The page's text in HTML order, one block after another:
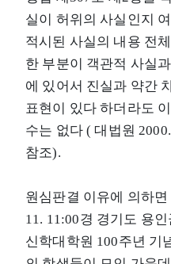
실이 허위의 사실인지
적시된 사실의 내용 전
한 부분이 객관적 사실
에 있어서 진실과 약간
표현이 있다 하더라도
수는 없다 ( 대법원
참조).
원심판결 이유에 의하
11. 11:00경 경기도 용
신학대학원 100주년 기